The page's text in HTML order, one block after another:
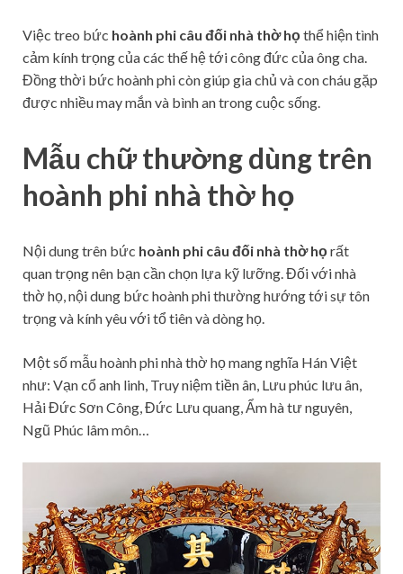
Việc treo bức hoành phi câu đối nhà thờ họthể hiện tình
cảm kính trọng của các thế hệ tới công đức của ông cha.
Đồng thời bức hoành phi còn giúp gia chủ và con cháu gặp
được nhiều may mắn và bình an trong cuộc sống.
Mẫu chữ thường dùng trên
hoành phi nhà thờ họ
Nội dung trên bức hoành phi câu đối nhà thờ họrất
quan trọng nên bạn cần chọn lựa kỹ lưỡng. Đối với nhà
thờ họ, nội dung bức hoành phi thường hướng tới sự tôn
trọng và kính yêu với tổ tiên và dòng họ.
Một số mẫu hoành phi nhà thờ họ mang nghĩa Hán Việt
như: Vạn cổ anh linh, Truy niệm tiền ân, Lưu phúc lưu ân,
Hải Đức Sơn Công, Đức Lưu quang, Ẩm hà tư nguyên,
Ngũ Phúc lâm môn…